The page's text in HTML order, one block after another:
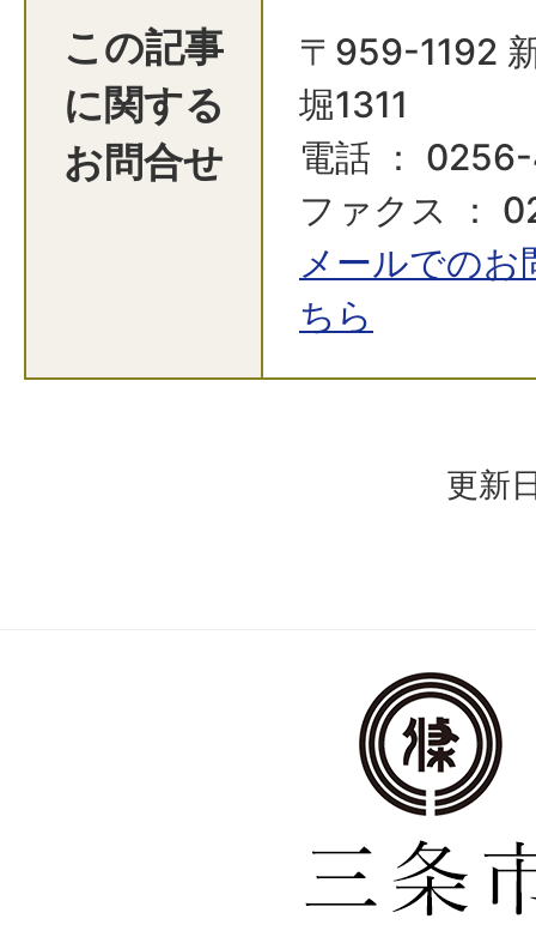
この記事
に関する
お問合せ
〒959-1192
堀1311
電話 ：
ファクス ：
メールでの
ちら
更新